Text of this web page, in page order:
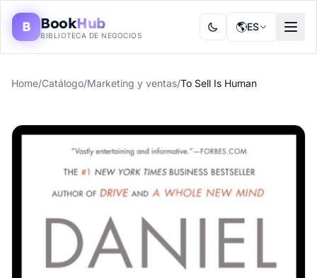
B BookHub
BIBLIOTECA DE NEGOCIOS
🌎ES
Home/Catálogo/Marketing y ventas/To Sell Is Human